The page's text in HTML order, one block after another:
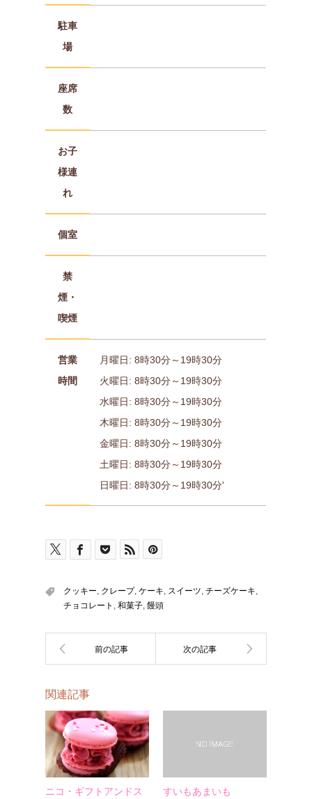
駐車
場
座席
数
お子
様連
れ
個室
禁
煙・
喫煙
営業
時間
月曜日: 8時30分～19時30分
火曜日: 8時30分～19時30分
水曜日: 8時30分～19時30分
木曜日: 8時30分～19時30分
金曜日: 8時30分～19時30分
土曜日: 8時30分～19時30分
日曜日: 8時30分～19時30分'
クッキー, クレープ, ケーキ, スイーツ, チーズケーキ,
チョコレート , 和菓子, 饅頭
関連記事
ニコ・ギフトアンドス
すいもあまいも